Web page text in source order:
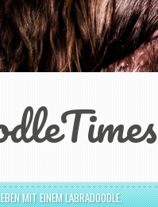
MIT EINEM LABRADOODLE.